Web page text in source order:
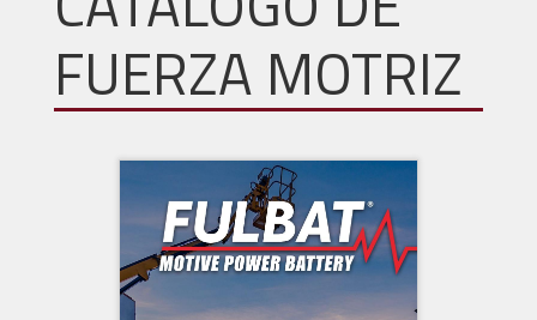
FUERZA MOTRIZ